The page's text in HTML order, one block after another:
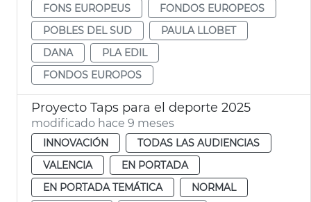
FONS EUROPEUS
FONDOS EUROPEOS
POBLES DEL SUD
PAULA LLOBET
DANA
PLA EDIL
FONDOS EUROPOS
Proyecto Taps para el deporte 2025
modificado hace 9 meses
INNOVACIÓN
TODAS LAS AUDIENCIAS
VALENCIA
EN PORTADA
EN PORTADA TEMÁTICA
NORMAL